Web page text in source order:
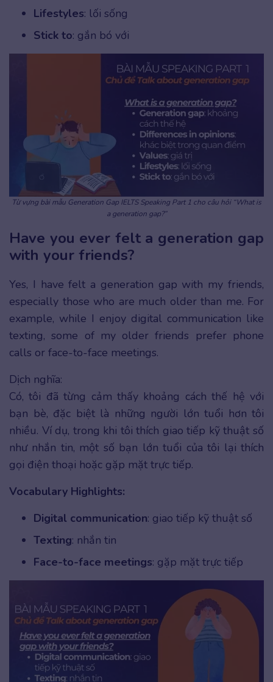
Lifestyles: lối sống
Stick to: gắn bó với
Từ vựng bài mẫu Generation Gap IELTS Speaking Part 1 cho câu hỏi “What is
a generation gap?”
Have you ever felt a generation gap
with your friends?
Yes, I have felt a generation gap with my friends,
especially those who are much older than me. For
example, while I enjoy digital communication like
texting, some of my older friends prefer phone
calls or face-to-face meetings.
Dịch nghĩa:
Có, tôi đã từng cảm thấy khoảng cách thế hệ với
bạn bè, đặc biệt là những người lớn tuổi hơn tôi
nhiều. Ví dụ, trong khi tôi thích giao tiếp kỹ thuật số
như nhắn tin, một số bạn lớn tuổi của tôi lại thích
gọi điện thoại hoặc gặp mặt trực tiếp.
Vocabulary Highlights:
Digital communication: giao tiếp kỹ thuật số
Texting: nhắn tin
Face-to-face meetings: gặp mặt trực tiếp